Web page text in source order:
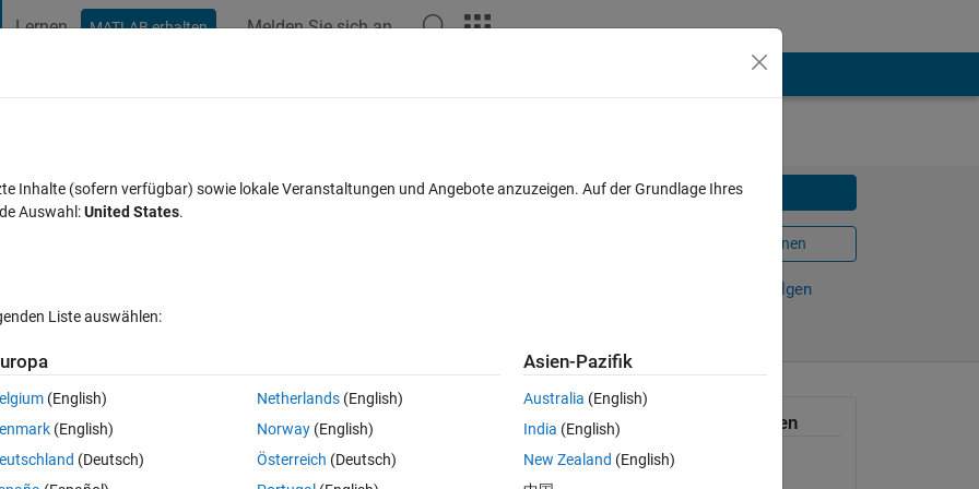
Lernen MATLAB erhalten Melden Sie sich an
Buses Best Practices Herunterladen
In MATLAB Online öffnen
Verfolgen
them to produce optimal code is dependent on following a basic set of
that can be followed the best results
Allgemeine Informationen
Version 1.1.0.1
Inhalte (sofern verfügbar) sowie lokale Veranstaltungen und Angebote anzuzeigen. Auf der Grundlage Ihres
Auswahl:United States.
Liste auswählen:
(English)
(English)
(Deutsch)
Netherlands(English)
Norway(English)
Österreich (Deutsch)
Asien-Pazifik
Australia (English)
India (English)
New Zealand (English)